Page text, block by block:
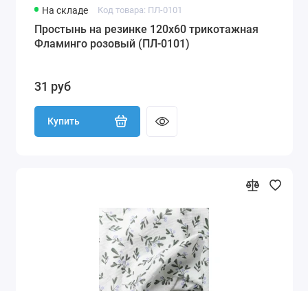
На складе Код товара: ПЛ-0101
Простынь на резинке 120х60 трикотажная
Фламинго розовый (ПЛ-0101)
31 руб
Купить